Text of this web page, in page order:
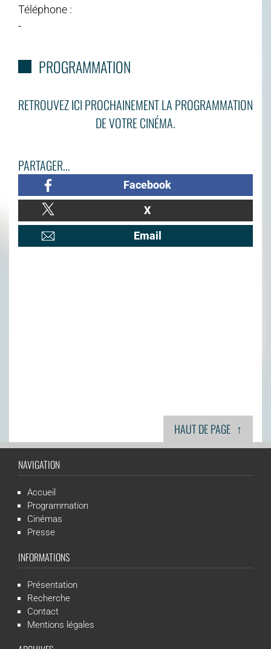
Téléphone :
-
PROGRAMMATION
RETROUVEZ ICI PROCHAINEMENT LA PROGRAMMATION
DE VOTRE CINÉMA.
PARTAGER...
Facebook
X
Email
HAUT DE PAGE ↑
NAVIGATION
Accueil
Programmation
Cinémas
Presse
INFORMATIONS
Présentation
Recherche
Contact
Mentions légales